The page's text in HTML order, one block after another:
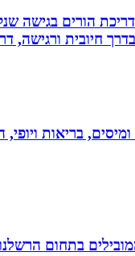
הורים בגישה
חיובית
ומיסים, בריאות
בתחום